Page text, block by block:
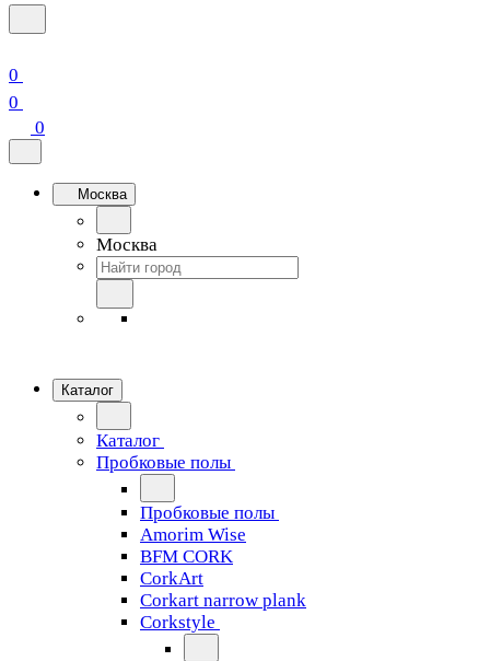
0
0
0
Москва
Москва
Каталог
Каталог
Пробковые полы
Пробковые полы
Amorim Wise
BFM CORK
CorkArt
Corkart narrow plank
Corkstyle